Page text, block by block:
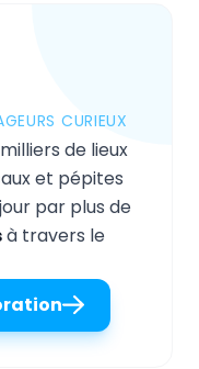
CURIEUX
de lieux
et pépites
par plus de
à travers le